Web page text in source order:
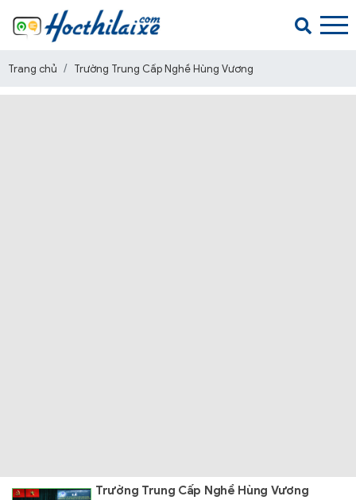
Trang chủ Trường Trung Cấp Nghề Hùng Vương
Trường Trung Cấp Nghề Hùng Vương